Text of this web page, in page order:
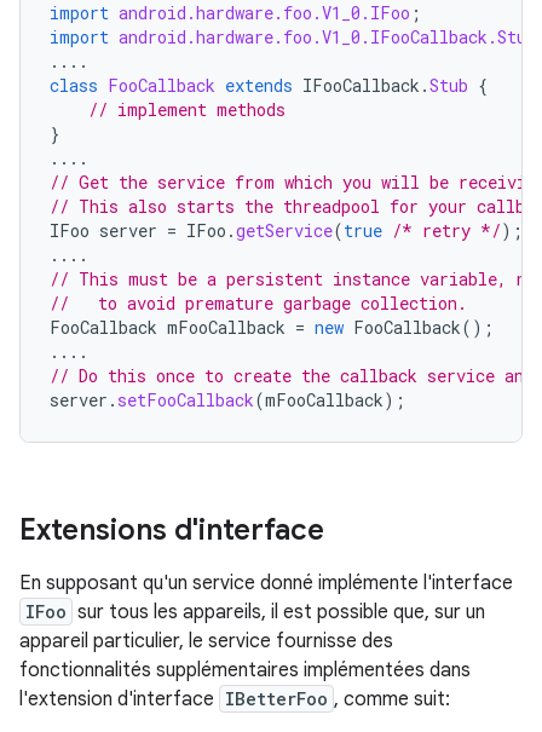
import android.hardware.foo.V1_0.IFoo ;
import android.hardware.foo.V1_0.IFooCallback.Stub
....
class FooCallback extends IFooCallback .Stub {
// implement methods
}
....
// Get the service from which you will be
// This also starts the threadpool for your
IFoo server = IFoo .getService(true /* retry */);
....
// This must be a persistent instance variable,
//   to avoid premature garbage collection.
FooCallback mFooCallback = new FooCallback();
....
// Do this once to create the callback service
server . setFooCallback(mFooCallback);
Extensions d'interface
En supposant qu'un service donné implémente l'interface
IFoo sur tous les appareils, il est possible que, sur un
appareil particulier, le service fournisse des
fonctionnalités supplémentaires implémentées dans
l'extension d'interface IBetterFoo , comme suit: